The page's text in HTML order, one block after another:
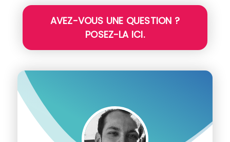
AVEZ-VOUS UNE QUESTION ?
POSEZ-LA ICI.